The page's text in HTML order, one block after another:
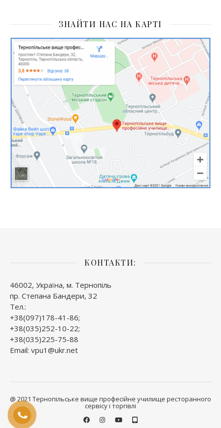
ЗНАЙТИ НАС НА КАРТІ
КОНТАКТИ:
46002, Україна, м. Тернопіль
пр. Степана Бандери, 32
Тел.:
+38(097)178-41-86;
+38(035)252-10-22;
+38(035)225-75-88
Email: vpu1@ukr.net
@ 2021 Тернопільське вище професійне училище ресторанного
сервісу і торгівлі